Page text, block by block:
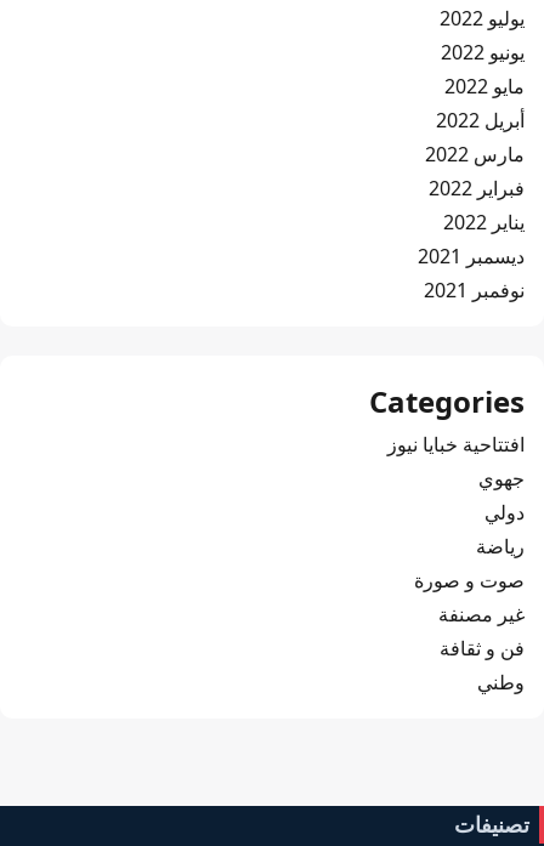
يوليو 2022
يونيو 2022
مايو 2022
أبريل 2022
مارس 2022
فبراير 2022
يناير 2022
ديسمبر 2021
نوفمبر 2021
Categories
افتتاحية خبايا نيوز
جهوي
دولي
رياضة
صوت و صورة
غير مصنفة
فن و ثقافة
وطني
تصنيفات